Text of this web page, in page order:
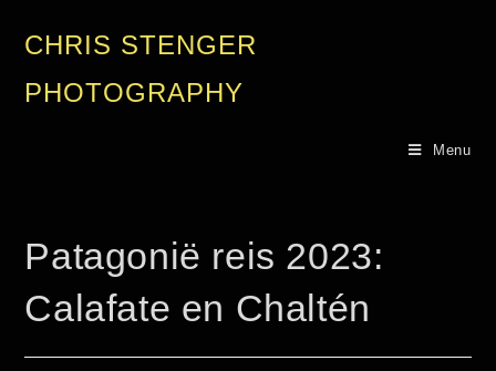
CHRIS STENGER
PHOTOGRAPHY
Menu
Patagonië reis 2023:
Calafate en Chaltén